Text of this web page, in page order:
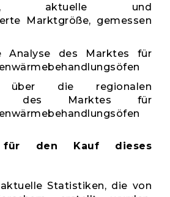
aktuelle und
Marktgröße, gemessen
Analyse des Marktes für
über die regionalen
des Marktes für
für den Kauf dieses
Statistiken, die von